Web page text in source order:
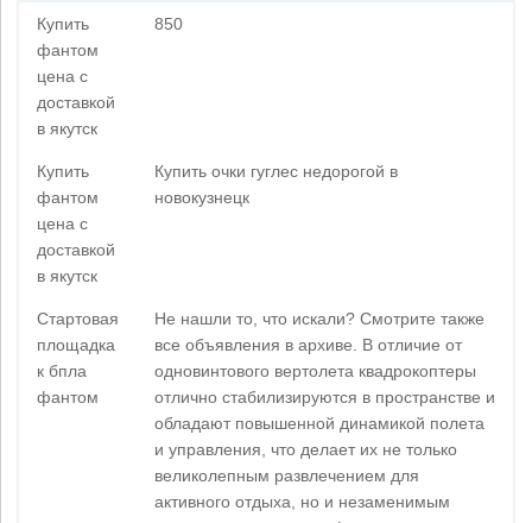
Купить
фантом
цена с
доставкой
в якутск
850
Купить
фантом
цена с
доставкой
в якутск
Купить очки гуглес недорогой в
новокузнецк
Стартовая
площадка
к бпла
фантом
Не нашли то, что искали? Смотрите также
все объявления в архиве. В отличие от
одновинтового вертолета квадрокоптеры
отлично стабилизируются в пространстве и
обладают повышенной динамикой полета
и управления, что делает их не только
великолепным развлечением для
активного отдыха, но и незаменимым